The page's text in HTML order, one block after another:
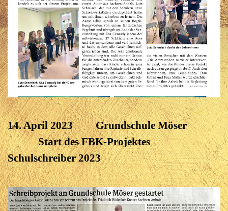
14. April 2023 Grundschule Möser
Start des FBK-Projektes
Schulschreiber 2023